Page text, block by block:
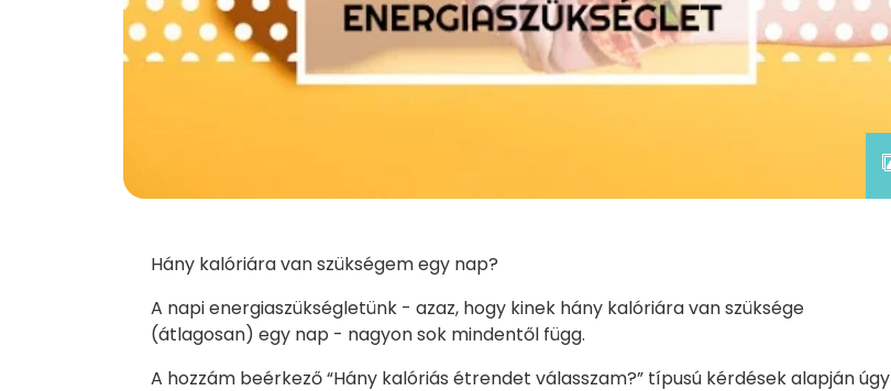
Hány kalóriára van szükségem egy nap?
A napi energiaszükségletünk - azaz, hogy kinek hány kalóriára van szüksége
(átlagosan) egy nap - nagyon sok mindentől függ.
A hozzám beérkező “Hány kalóriás étrendet válasszam?” típusú kérdések alapján úgy